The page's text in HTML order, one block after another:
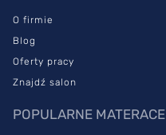
O firmie
Blog
Oferty pracy
Znajdź salon
POPULARNE MATERACE